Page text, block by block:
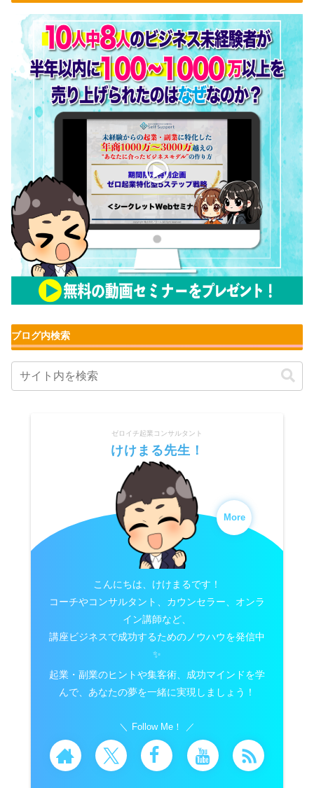
ブログ内検索
ゼロイチ起業コンサルタント
けけまる先生！
More
こんにちは、けけまるです！
コーチやコンサルタント、カウンセラー、オンラ
イン講師など、
講座ビジネスで成功するためのノウハウを発信中
✨
起業・副業のヒントや集客術、成功マインドを学
んで、あなたの夢を一緒に実現しましょう！
Follow Me！